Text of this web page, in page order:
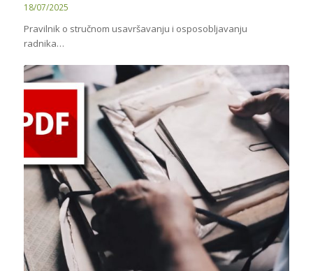
18/07/2025
Pravilnik o stručnom usavršavanju i osposobljavanju
radnika…